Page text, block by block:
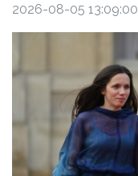
2026-08-05 13:09:00